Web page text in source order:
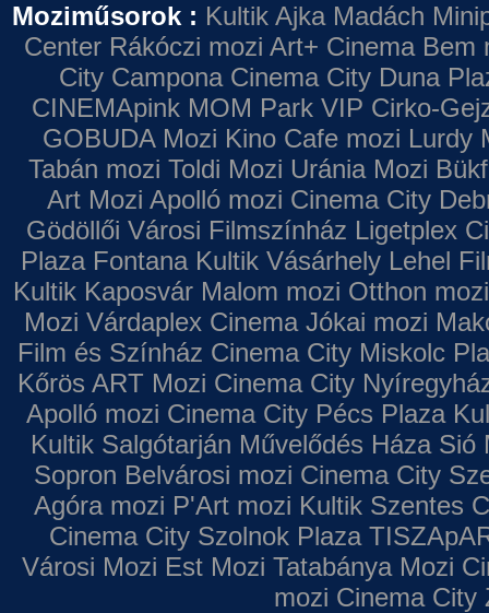
Moziműsorok : Kultik Ajka Madách
Center Rákóczi mozi Art+ Cinema Bem
City Campona Cinema City Duna
CINEMApink MOM Park VIP Cirko-
GOBUDA Mozi Kino Cafe mozi Lurdy
Tabán mozi Toldi Mozi Uránia Mozi
Art Mozi Apolló mozi Cinema City
Gödöllői Városi Filmszínház Ligetplex
Plaza Fontana Kultik Vásárhely Lehel
Kultik Kaposvár Malom mozi Otthon mozi
Mozi Várdaplex Cinema Jókai mozi
Film és Színház Cinema City Miskolc
Kőrös ART Mozi Cinema City
Apolló mozi Cinema City Pécs Plaza
Kultik Salgótarján Művelődés Háza Sió
Sopron Belvárosi mozi Cinema City
Agóra mozi P'Art mozi Kultik Szentes
Cinema City Szolnok Plaza
Városi Mozi Est Mozi Tatabánya Mozi
mozi Cinema City